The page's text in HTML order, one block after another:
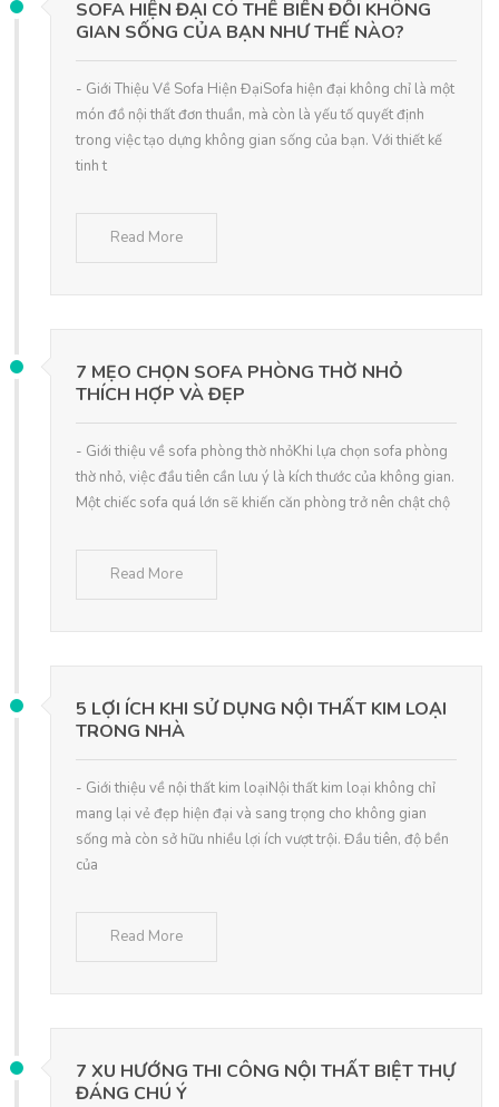
SOFA HIỆN ĐẠI CÓ THỂ BIẾN ĐỔI KHÔNG
GIAN SỐNG CỦA BẠN NHƯ THẾ NÀO?
- Giới Thiệu Về Sofa Hiện ĐạiSofa hiện đại không chỉ là một
món đồ nội thất đơn thuần, mà còn là yếu tố quyết định
trong việc tạo dựng không gian sống của bạn. Với thiết kế
tinh t
Read More
7 MẸO CHỌN SOFA PHÒNG THỜ NHỎ
THÍCH HỢP VÀ ĐẸP
- Giới thiệu về sofa phòng thờ nhỏKhi lựa chọn sofa phòng
thờ nhỏ, việc đầu tiên cần lưu ý là kích thước của không gian.
Một chiếc sofa quá lớn sẽ khiến căn phòng trở nên chật chộ
Read More
5 LỢI ÍCH KHI SỬ DỤNG NỘI THẤT KIM LOẠI
TRONG NHÀ
- Giới thiệu về nội thất kim loạiNội thất kim loại không chỉ
mang lại vẻ đẹp hiện đại và sang trọng cho không gian
sống mà còn sở hữu nhiều lợi ích vượt trội. Đầu tiên, độ bền
của
Read More
7 XU HƯỚNG THI CÔNG NỘI THẤT BIỆT THỰ
ĐÁNG CHÚ Ý